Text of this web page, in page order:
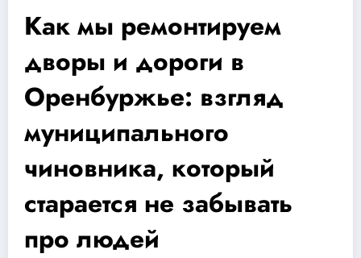
Как мы ремонтируем
дворы и дороги в
Оренбуржье: взгляд
муниципального
чиновника, который
старается не забывать
про людей